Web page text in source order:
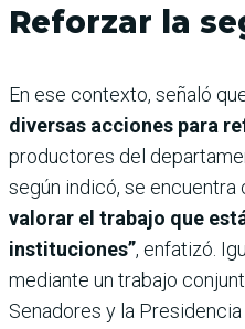
Reforzar la
En ese contexto, señaló
diversas acciones para
productores del
según indicó, se encuentra
valorar el trabajo que
instituciones”, enfatizó.
mediante un trabajo
Senadores y la